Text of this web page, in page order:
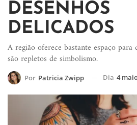
DESENHOS
DELICADOS
A região oferece bastante espaço para
são repletos de simbolismo.
Por Patricia Zwipp Dia 4